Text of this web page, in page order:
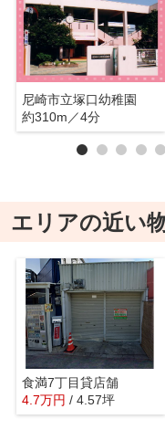
尼崎市立塚口幼稚園
約310m／4分
エリアの近い
食満7丁目貸店舗
4.7万円 / 4.57坪